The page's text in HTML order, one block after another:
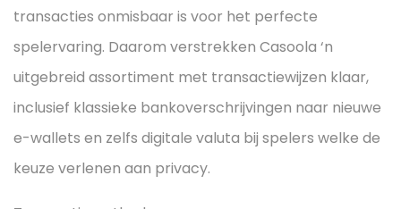
transacties onmisbaar is voor het perfecte
spelervaring. Daarom verstrekken Casoola ‘n
uitgebreid assortiment met transactiewijzen klaar,
inclusief klassieke bankoverschrijvingen naar nieuwe
e-wallets en zelfs digitale valuta bij spelers welke de
keuze verlenen aan privacy.